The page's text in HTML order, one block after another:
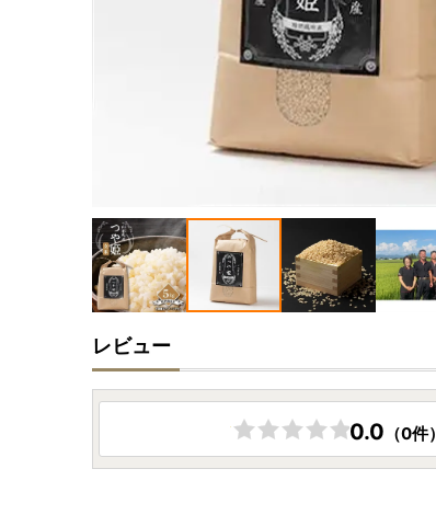
レビュー
0.0 （0件）